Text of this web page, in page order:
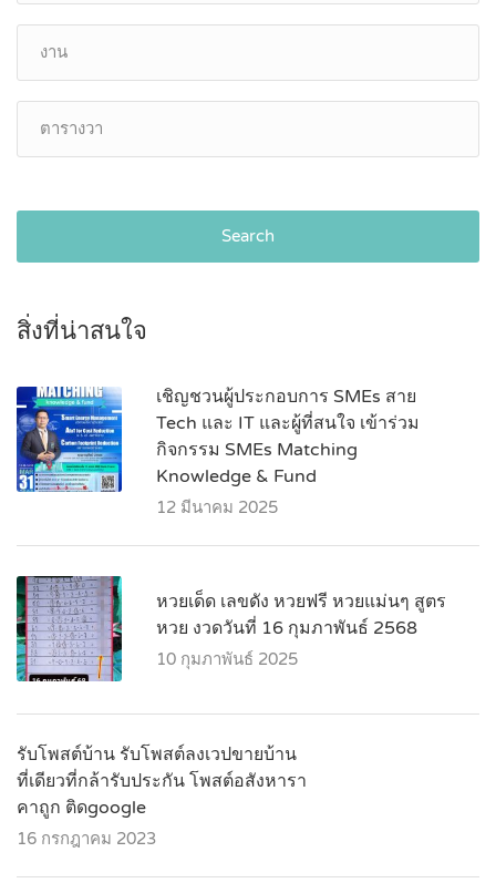
Search
สิ่งที่น่าสนใจ
เชิญชวนผู้ประกอบการ SMEs สาย
Tech และ IT และผู้ที่สนใจ เข้าร่วม
กิจกรรม SMEs Matching
Knowledge & Fund
12 มีนาคม 2025
หวยเด็ด เลขดัง หวยฟรี หวยแม่นๆ สูตร
หวย งวดวันที่ 16 กุมภาพันธ์ 2568
10 กุมภาพันธ์ 2025
รับโพสต์บ้าน รับโพสต์ลงเวปขายบ้าน
ที่เดียวที่กล้ารับประกัน โพสต์อสังหารา
คาถูก ติดgoogle
16 กรกฎาคม 2023